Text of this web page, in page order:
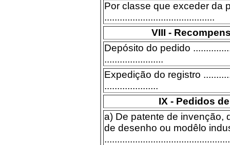
Por classe que exceder da
...........................................
VIII -
Depósito do pedido
.......................
Expedição do registro
.....................
IX - Pedidos
a) De patente de invenção,
de desenho ou modêlo